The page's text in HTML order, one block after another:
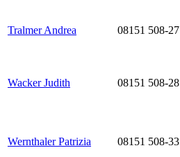
Tralmer Andrea 08151 508-27
Wacker Judith 08151 508-28
Wernthaler Patrizia 08151 508-33